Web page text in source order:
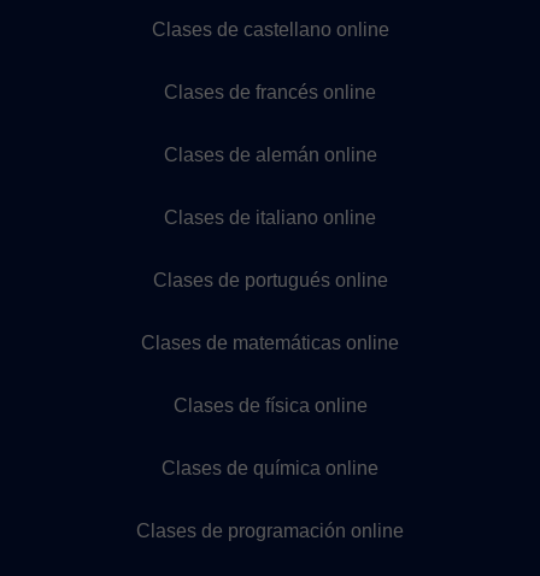
Clases de castellano online
Clases de francés online
Clases de alemán online
Clases de italiano online
Clases de portugués online
Clases de matemáticas online
Clases de física online
Clases de química online
Clases de programación online